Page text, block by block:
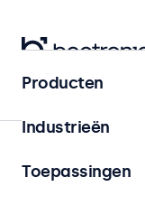
Inloggen
Log in om uw
bekijken.
Producten
Industrieën
Toepassingen